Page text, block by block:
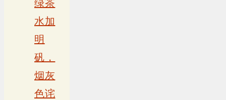
绿茶
水加
明
矾，
烟灰
色诧